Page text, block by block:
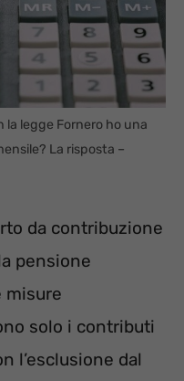
la legge Fornero ho una
La risposta –
da contribuzione
pensione
misure
solo i contributi
l’esclusione dal